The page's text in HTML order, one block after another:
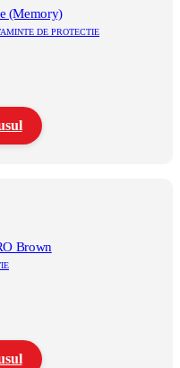
(Memory)
DE PROTECTIE
Brown